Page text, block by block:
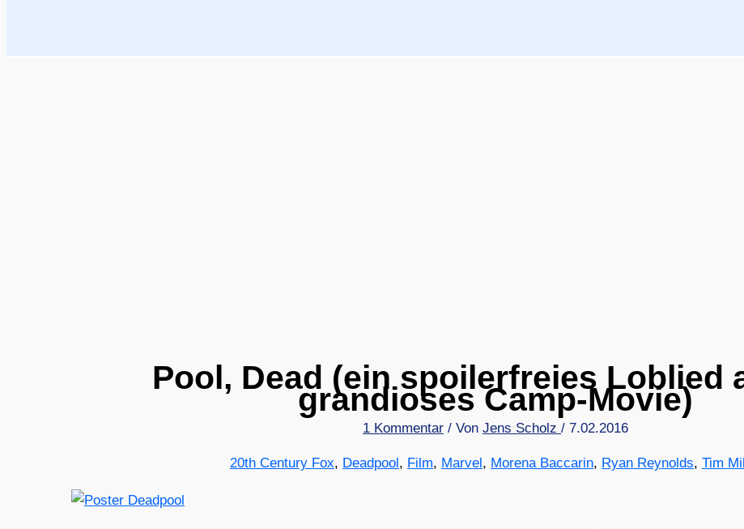
Pool, Dead (ein spoilerfreies Loblied
grandioses Camp-Movie)
1 Kommentar / Von Jens Scholz / 7.02.2016
20th Century Fox, Deadpool , Film, Marvel , Morena Baccarin, Ryan Reynolds, Tim